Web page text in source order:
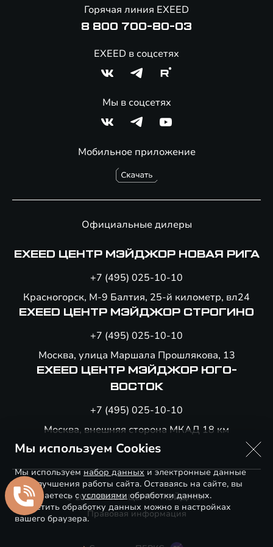
Мобильное приложение
Горячая линия EXEED
8 800 700-80-03
EXEED в соцсетях
Мы в соцсетях
Официальные дилеры
EXEED ЦЕНТР МЭЙДЖОР НОВАЯ РИГА
+7 (495) 025-10-10
Красногорск, М-9 Балтия, 25-й километр, вл24
EXEED ЦЕНТР МЭЙДЖОР СТРОГИНО
+7 (495) 025-10-10
Москва, улица Маршала Прошлякова, 13
EXEED ЦЕНТР МЭЙДЖОР ЮГО-
ВОСТОК
+7 (495) 025-10-10
Москва, внешняя сторона МКАД 18 км
© 2026 EXEED ЦЕНТР МЭЙДЖОР
Правовая информация
Мы используем Cookies
Мы используемнабор данныхи электронные данные
для улучшения работы сайта. Оставаясь на сайте, вы
соглашаетесь сусловиямиобработки данных.
Запретить обработку данных можно в настройках
вашего браузера.